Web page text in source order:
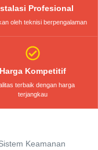
Profesional
oleh teknisi berpengalaman
Harga Kompetitif
terbaik dengan harga
terjangkau
Keamanan